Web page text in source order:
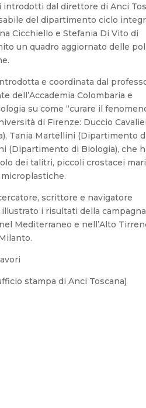
dal direttore di Anci
del dipartimento ciclo
Cicchiello e Stefania Di Vito di
un quadro aggiornato delle
e coordinata dal
dell’Accademia Colombaria e
su come “curare il
di Firenze: Duccio
Tania Martellini (Dipartimento
(Dipartimento di Biologia), che
dei talitri, piccoli crostacei
scrittore e navigatore
i risultati della
Mediterraneo e nell’Alto
stampa di Anci Toscana)